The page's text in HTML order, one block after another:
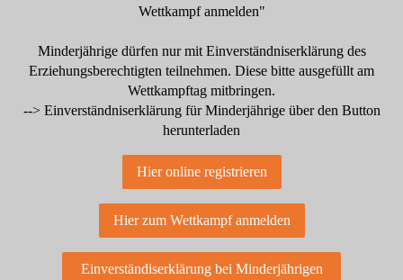
Wettkampf anmelden"
Minderjährige dürfen nur mit Einverständniserklärung des
Erziehungsberechtigten teilnehmen. Diese bitte ausgefüllt am
Wettkampftag mitbringen.
--> Einverständniserklärung für Minderjährige über den Button
herunterladen
Hier online registrieren
Hier zum Wettkampf anmelden
Einverständiserklärung bei Minderjährigen